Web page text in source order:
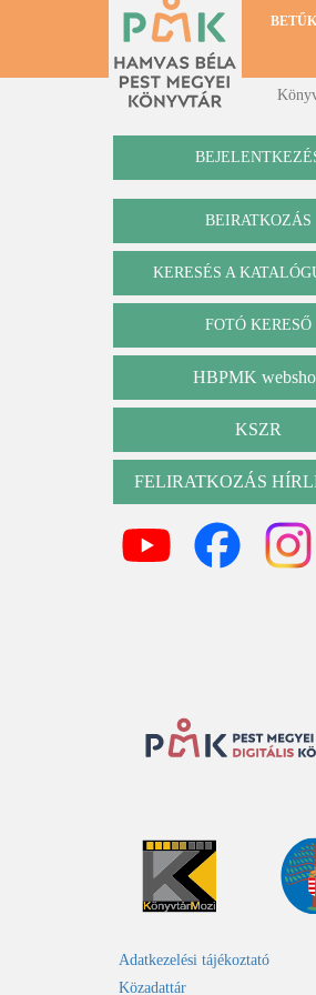
Fő
BEIRATKOZÁS
Katalógus
KERESÉS A
FOTÓ KERESŐ
HBPMK
KSZR
FELIRATKOZÁS
Adatkezelési tájékoztató
Közadattár